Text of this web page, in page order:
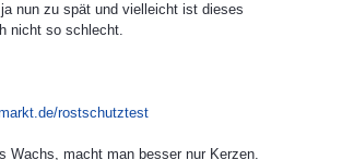
nun zu spät und vielleicht ist dieses
nicht so schlecht.
rostschutztest
Wachs, macht man besser nur Kerzen.